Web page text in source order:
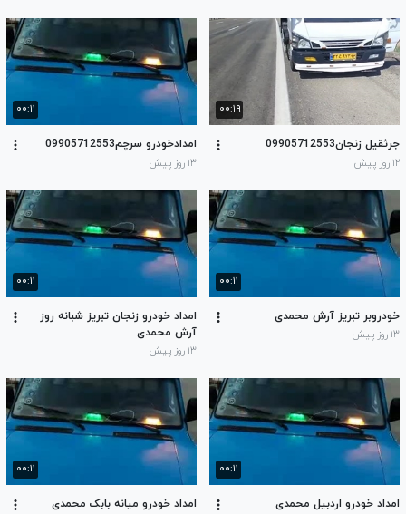
۰۰:۱۹
جرثقیل زنجان09905712553
۱۲ روز پیش
۰۰:۱۱
امدادخودرو سرچم09905712553
۱۳ روز پیش
۰۰:۱۱
خودروبر تبریز آرش محمدی
۱۳ روز پیش
۰۰:۱۱
امداد خودرو زنجان تبریز شبانه روز
آرش محمدی
۱۳ روز پیش
۰۰:۱۱
امداد خودرو اردبیل محمدی
۰۰:۱۱
امداد خودرو میانه بابک محمدی